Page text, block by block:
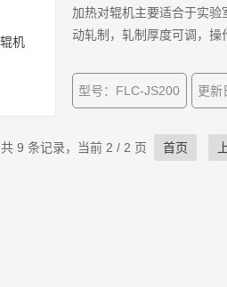
加热对辊机主要适合于实
动轧制，轧制厚度可调，操
型号：FLC-JS200 更新
共 9 条记录，当前 2 / 2 页 首页